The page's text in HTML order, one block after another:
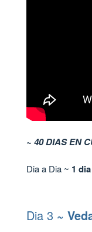
~ 40 DIAS EN
Dia a Dia ~ 1
Dia 3 ~